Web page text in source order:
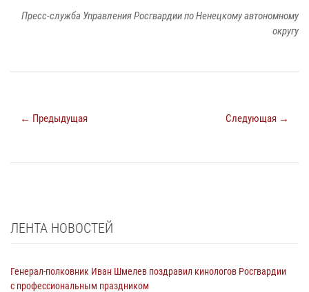
Пресс-служба Управления Росгвардии по Ненецкому автономному
округу
← Предыдущая Следующая →
ЛЕНТА НОВОСТЕЙ
Генерал-полковник Иван Шмелев поздравил кинологов Росгвардии
с профессиональным праздником